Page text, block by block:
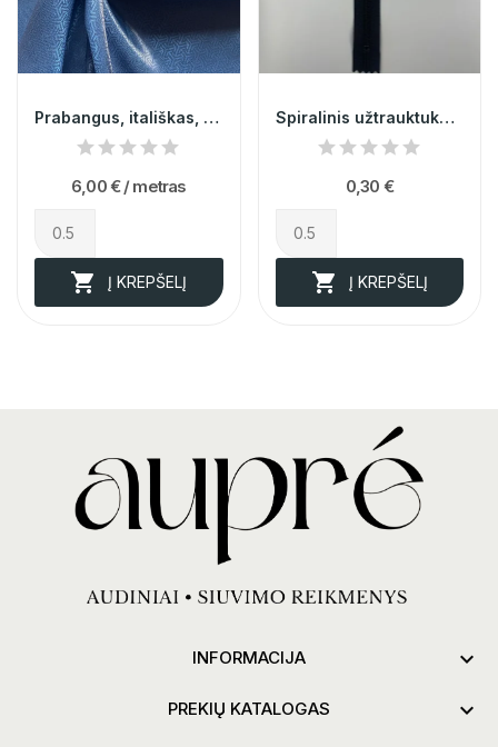
Prabangus, itališkas, viskozinis, mėlynas...
6,00 € / metras
 Į KREPŠELĮ
Spiralinis užtrauktukas nr.3 @25
0,30 €
 Į KREPŠELĮ
INFORMACIJA 
PREKIŲ KATALOGAS 